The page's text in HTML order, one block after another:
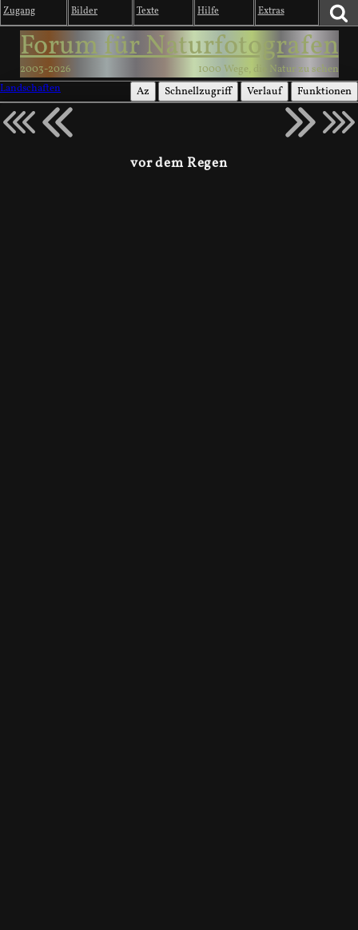
Zugang Bilder Texte Hilfe Extras
Forum für Naturfotografen
2003-2026
1000 Wege, die Natur zu sehen
Landschaften
Az Schnellzugriff Verlauf Funktionen
vor dem Regen